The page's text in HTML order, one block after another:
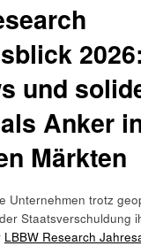
und
Anker
Märkten
Unternehmen trotz
Staatsverschuldung
LBBW Research